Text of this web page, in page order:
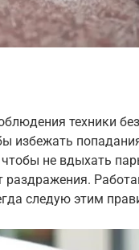
техники
избежать
чтобы не вдыхать
следую этим